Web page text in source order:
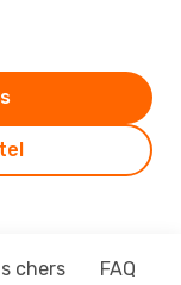
chers FAQ